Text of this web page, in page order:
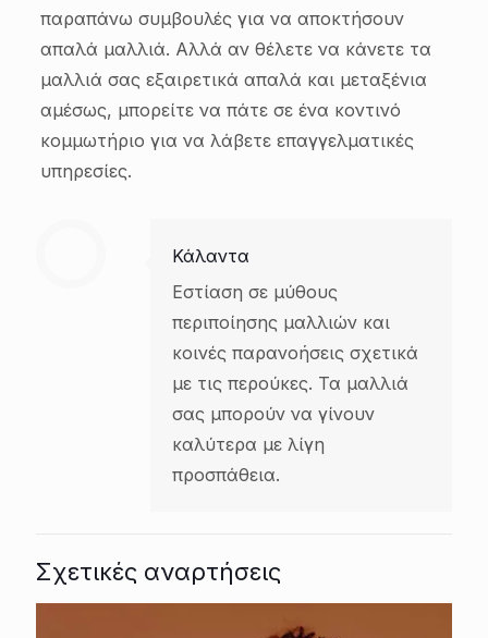
παραπάνω συμβουλές για να αποκτήσουν
απαλά μαλλιά. Αλλά αν θέλετε να κάνετε τα
μαλλιά σας εξαιρετικά απαλά και μεταξένια
αμέσως, μπορείτε να πάτε σε ένα κοντινό
κομμωτήριο για να λάβετε επαγγελματικές
υπηρεσίες.
Κάλαντα
Εστίαση σε μύθους
περιποίησης μαλλιών και
κοινές παρανοήσεις σχετικά
με τις περούκες. Τα μαλλιά
σας μπορούν να γίνουν
καλύτερα με λίγη
προσπάθεια.
Σχετικές αναρτήσεις